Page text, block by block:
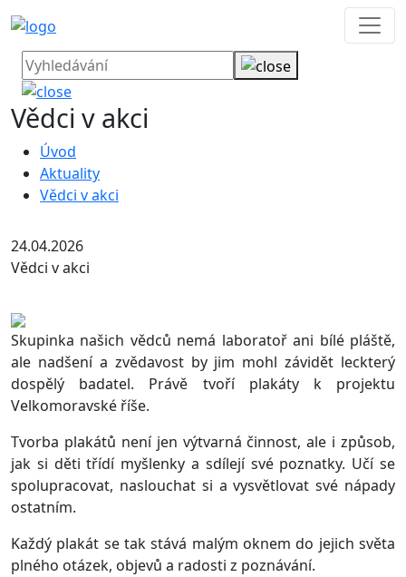
Vědci v akci
Úvod
Aktuality
Vědci v akci
24.04.2026
Vědci v akci
Skupinka našich vědců nemá laboratoř ani bílé pláště,
ale nadšení a zvědavost by jim mohl závidět leckterý
dospělý badatel. Právě tvoří plakáty k projektu
Velkomoravské říše.
Tvorba plakátů není jen výtvarná činnost, ale i způsob,
jak si děti třídí myšlenky a sdílejí své poznatky. Učí se
spolupracovat, naslouchat si a vysvětlovat své nápady
ostatním.
Každý plakát se tak stává malým oknem do jejich světa
plného otázek, objevů a radosti z poznávání.